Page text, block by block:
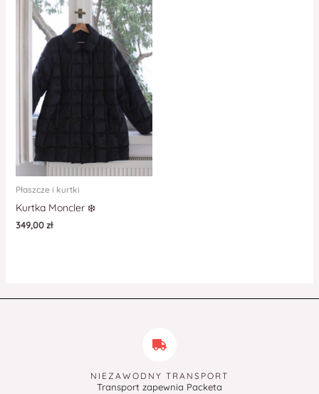
Płaszcze i kurtki
Kurtka Moncler ❄️
349,00zł
NIEZAWODNY TRANSPORT
Transport zapewnia Packeta